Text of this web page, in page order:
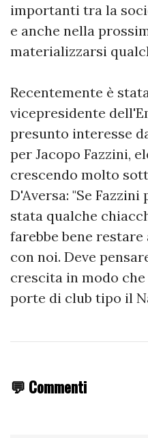
importanti tra la
e anche nella
materializzarsi
Recentemente è
vicepresidente
presunto interesse
per Jacopo Fazzini,
crescendo molto
D'Aversa: "Se
stata qualche
farebbe bene
con noi. Deve
crescita in modo
porte di club tipo il
💬 Commenti